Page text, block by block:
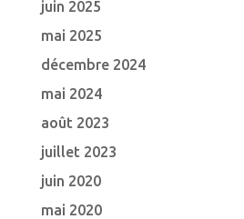
juin 2025
mai 2025
décembre 2024
mai 2024
août 2023
juillet 2023
juin 2020
mai 2020